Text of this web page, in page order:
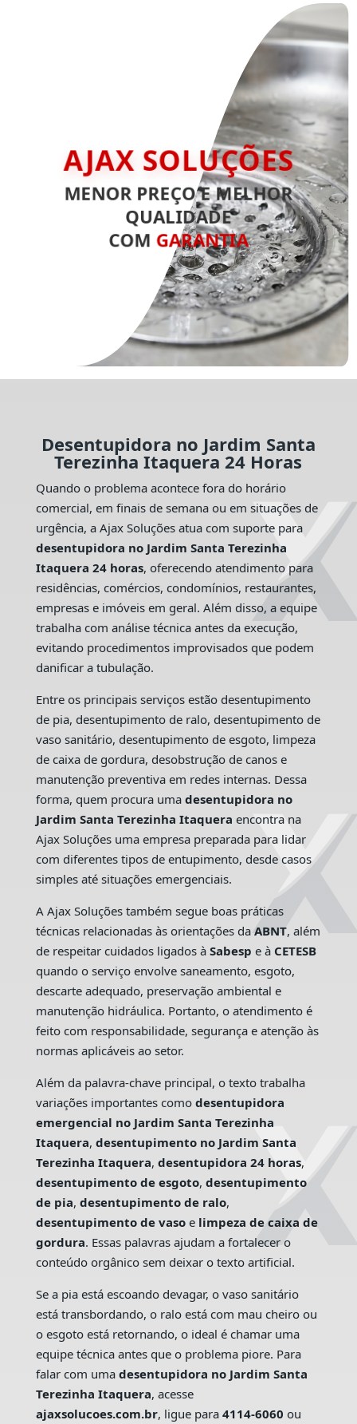
AJAX SOLUÇÕES
MENOR PREÇO E MELHOR
QUALIDADE
COM GARANTIA
Desentupidora no Jardim Santa
Terezinha Itaquera 24 Horas
Quando o problema acontece fora do horário
comercial, em finais de semana ou em situações de
urgência, a Ajax Soluções atua com suporte para
desentupidora no Jardim Santa Terezinha
Itaquera 24 horas, oferecendo atendimento para
residências, comércios, condomínios, restaurantes,
empresas e imóveis em geral. Além disso, a equipe
trabalha com análise técnica antes da execução,
evitando procedimentos improvisados que podem
danificar a tubulação.
Entre os principais serviços estão desentupimento
de pia, desentupimento de ralo, desentupimento de
vaso sanitário, desentupimento de esgoto, limpeza
de caixa de gordura, desobstrução de canos e
manutenção preventiva em redes internas. Dessa
forma, quem procura uma desentupidora no
Jardim Santa Terezinha Itaquera encontra na
Ajax Soluções uma empresa preparada para lidar
com diferentes tipos de entupimento, desde casos
simples até situações emergenciais.
A Ajax Soluções também segue boas práticas
técnicas relacionadas às orientações da ABNT, além
de respeitar cuidados ligados à Sabesp e à CETESB
quando o serviço envolve saneamento, esgoto,
descarte adequado, preservação ambiental e
manutenção hidráulica. Portanto, o atendimento é
feito com responsabilidade, segurança e atenção às
normas aplicáveis ao setor.
Além da palavra-chave principal, o texto trabalha
variações importantes como desentupidora
emergencial no Jardim Santa Terezinha
Itaquera, desentupimento no Jardim Santa
Terezinha Itaquera, desentupidora 24 horas,
desentupimento de esgoto, desentupimento
de pia, desentupimento de ralo,
desentupimento de vasoe limpeza de caixa de
gordura. Essas palavras ajudam a fortalecer o
conteúdo orgânico sem deixar o texto artificial.
Se a pia está escoando devagar, o vaso sanitário
está transbordando, o ralo está com mau cheiro ou
o esgoto está retornando, o ideal é chamar uma
equipe técnica antes que o problema piore. Para
falar com uma desentupidora no Jardim Santa
Terezinha Itaquera, acesse
ajaxsolucoes.com.br, ligue para 4114-6060 ou